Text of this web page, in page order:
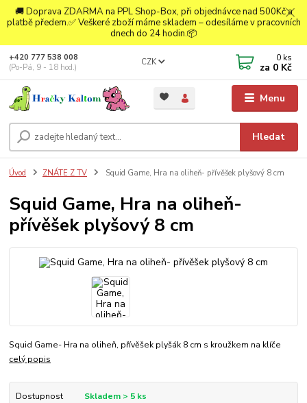
🚚 Doprava ZDARMA na PPL Shop-Box, při objednávce nad 500Kč a
platbě předem.✅ Veškeré zboží máme skladem – odesíláme v pracovních
dnech do 24 hodin.📦
Menu
CZK
Hledat
+420 777 538 008
(Po-Pá, 9 - 18 hod.)
0 ks
za 0 Kč
Úvod ZNÁTE Z TV Squid Game, Hra na oliheň- přívěšek plyšový 8 cm
Squid Game, Hra na oliheň-
přívěšek plyšový 8 cm
Squid Game- Hra na oliheň, přívěšek plyšák 8 cm s kroužkem na klíče
celý popis
Dostupnost
Skladem > 5 ks